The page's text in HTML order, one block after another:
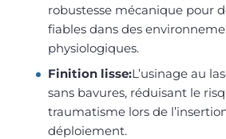
robustesse mécanique pour
fiables dans des
physiologiques.
Finition lisse:L’usinage au
sans bavures, réduisant le
traumatisme lors de
déploiement.